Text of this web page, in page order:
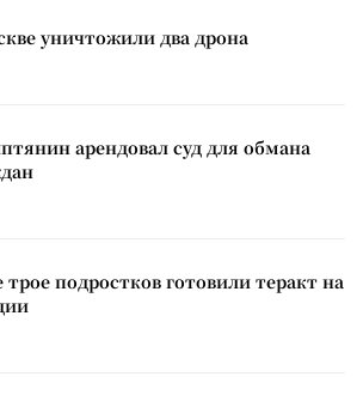
уничтожили два дрона
арендовал суд для обмана
подростков готовили теракт на